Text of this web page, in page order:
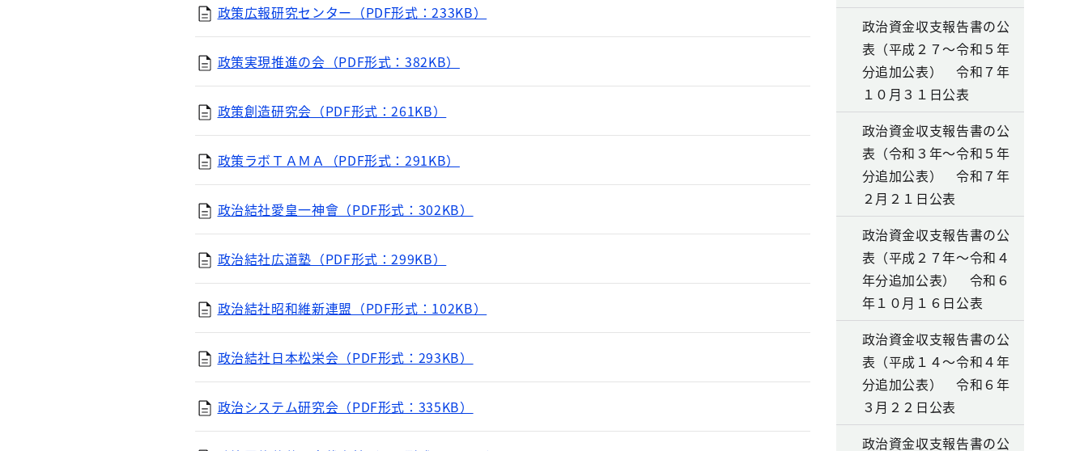
政策広報研究センター（PDF形式：233KB）
政策実現推進の会（PDF形式：382KB）
政策創造研究会（PDF形式：261KB）
政策ラボＴＡＭＡ（PDF形式：291KB）
政治結社愛皇一神會（PDF形式：302KB）
政治結社広道塾（PDF形式：299KB）
政治結社昭和維新連盟（PDF形式：102KB）
政治結社日本松栄会（PDF形式：293KB）
政治システム研究会（PDF形式：335KB）
政治資金収支報告書の公
表（平成２７～令和５年
分追加公表） 令和７年
１０月３１日公表
政治資金収支報告書の公
表（令和３年～令和５年
分追加公表） 令和７年
２月２１日公表
政治資金収支報告書の公
表（平成２７年～令和４
年分追加公表） 令和６
年１０月１６日公表
政治資金収支報告書の公
表（平成１４～令和４年
分追加公表） 令和６年
３月２２日公表
政治資金収支報告書の公